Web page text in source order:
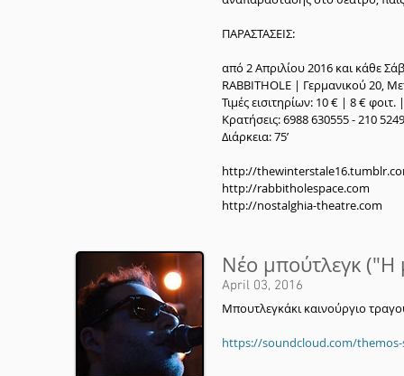
ΠΑΡΑΣΤΑΣΕΙΣ:
από 2 Απριλίου 2016 και κάθε
RABBITHOLE | Γερμανικού 20,
Τιμές εισιτηρίων: 10 € | 8 €
Κρατήσεις: 6988 630555 - 210
Διάρκεια: 75’
http://
http://rabbitholespace.com
http://nostalghia-theatre.com
Νέο μπούτλεγκ
April 03, 2016
Μπουτλεγκάκι καινούργιο
https://soundcloud.com/